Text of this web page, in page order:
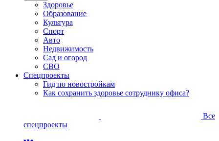
Здоровье
Образование
Культура
Спорт
Авто
Недвижимость
Сад и огород
СВО
Спецпроекты
Гид по новостройкам
Как сохранить здоровье сотруднику офиса?
Все
спецпроекты